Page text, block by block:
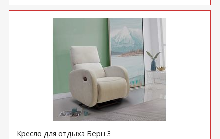
Кресло для отдыха Берн 3